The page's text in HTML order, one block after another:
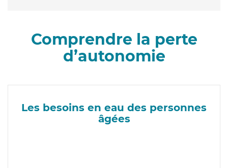
Comprendre la perte
d’autonomie
Les besoins en eau des personnes
âgées